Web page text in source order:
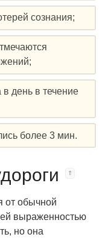
сознания;
в день в течение
более 3 мин.
от обычной
выраженностью
но она